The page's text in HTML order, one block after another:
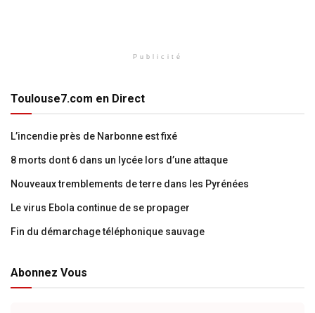
Publicité
Toulouse7.com en Direct
L’incendie près de Narbonne est fixé
8 morts dont 6 dans un lycée lors d’une attaque
Nouveaux tremblements de terre dans les Pyrénées
Le virus Ebola continue de se propager
Fin du démarchage téléphonique sauvage
Abonnez Vous